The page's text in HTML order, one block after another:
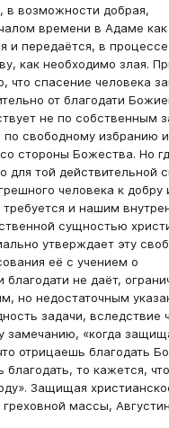
в возможности добрая,
времени в Адаме как
и передаётся, в
как необходимо злая.
что спасение человека
от благодати
не по собственным
по свободному избранию и
стороны Божества. Но
для той действительной
человека к добру
требуется и нашим
сущностью
утверждает эту
её с учением о
не даёт,
но недостаточным
задачи, вследствие
замечанию, «когда
отрицаешь благодать
то кажется, что
Защищая
массы, Августин